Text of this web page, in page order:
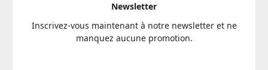
Newsletter
Inscrivez-vous maintenant à notre newsletter et ne
manquez aucune promotion.